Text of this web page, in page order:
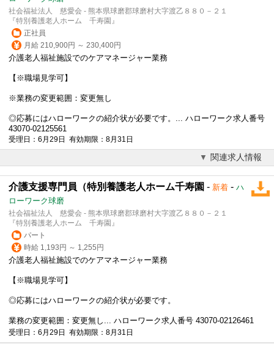
社会福祉法人 慈愛会 - 熊本県球磨郡球磨村大字渡乙８８０－２１
『特別養護老人ホーム 千寿園』
正社員
月給 210,900円 ～ 230,400円
介護老人福祉施設でのケアマネージャー業務
【※職場見学可】
※業務の変更範囲：変更無し
◎応募にはハローワークの紹介状が必要です。... ハローワーク求人番号
43070-02125561
受理日：6月29日 有効期限：8月31日
関連求人情報
介護支援専門員（特別養護老人ホーム千寿園 - 新着 - ハ
ローワーク球磨
社会福祉法人 慈愛会 - 熊本県球磨郡球磨村大字渡乙８８０－２１
『特別養護老人ホーム 千寿園』
パート
時給 1,193円 ～ 1,255円
介護老人福祉施設でのケアマネージャー業務
【※職場見学可】
◎応募にはハローワークの紹介状が必要です。
業務の変更範囲：変更無し... ハローワーク求人番号 43070-02126461
受理日：6月29日 有効期限：8月31日